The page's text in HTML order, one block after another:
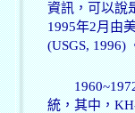
資訊，可以說
1995年2月由
(USGS, 1996)
1960~1972
統，其中，